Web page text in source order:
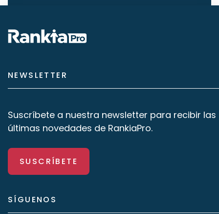
NEWSLETTER
Suscríbete a nuestra newsletter para recibir las
últimas novedades de RankiaPro.
SUSCRÍBETE
SÍGUENOS